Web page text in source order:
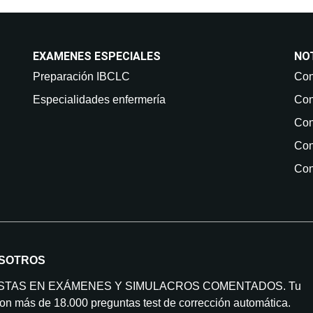
EXAMENES ESPECIALES
Preparación IBCLC
Especialidades enfermería
EN EXÁMENES Y SIMULACROS COMENTADOS. Tu
más de 18.000 preguntas test de corrección automática.